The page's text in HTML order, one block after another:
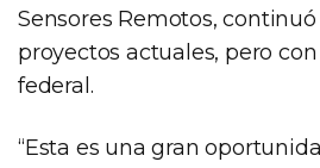
Sensores Remotos,
proyectos actuales, pero
federal.
“Esta es una gran